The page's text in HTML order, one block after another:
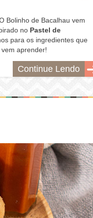
Bolinho de Bacalhau vem
no Pastel de
para os ingredientes que
aprender!
Continue Lendo